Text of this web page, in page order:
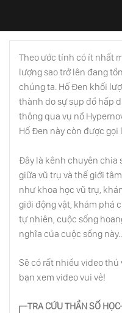
Hố
Cơ
Khi
Ranh
Thiên
Xinh
Bí Ẩn
Theo ước tính có ít nhất
lượng sao trở lên đang
chúng ta. Hố Đen khối
thành do sự sụp đổ hấp
thông qua vụ nổ
Hố Đen này còn được gọi
Đây là kênh chuyên chia
giữa vũ trụ và thế giới
như khoa học vũ trụ,
giới động vật, khám phá
tự nhiên, cuộc sống
nghĩa của cuộc sống
Sẽ có rất nhiều video
bạn xem video vui vẻ!
TRA CỨU THẦN SỐ HỌC